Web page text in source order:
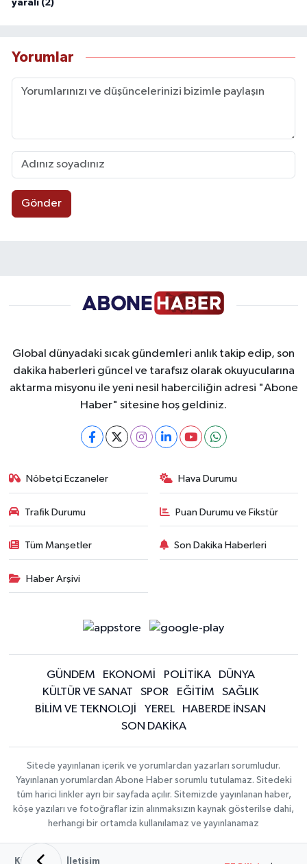
yaralı (2)
Yorumlar
Gönder
Global dünyadaki sıcak gündemleri anlık takip edip, son
dakika haberleri güncel ve tarafsız olarak okuyucularına
aktarma misyonu ile yeni nesil haberciliğin adresi "Abone
Haber" sitesine hoş geldiniz.
Nöbetçi Eczaneler Hava Durumu
Trafik Durumu Puan Durumu ve Fikstür
Tüm Manşetler Son Dakika Haberleri
Haber Arşivi
GÜNDEM EKONOMİ POLİTİKA
DÜNYA
KÜLTÜR VE SANAT
SPOR EĞİTİM
SAĞLIK
BİLİM VE TEKNOLOJİ
YEREL
HABERDE İNSAN
SON DAKİKA
Sitede yayınlanan içerik ve yorumlardan yazarları sorumludur.
Yayınlanan yorumlardan Abone Haber sorumlu tutulamaz. Sitedeki
tüm harici linkler ayrı bir sayfada açılır. Sitemizde yayınlanan haber,
köşe yazıları ve fotoğraflar izin alınmaksızın kaynak gösterilse dahi,
herhangi bir ortamda kullanılamaz ve yayınlanamaz
Künye İletişim